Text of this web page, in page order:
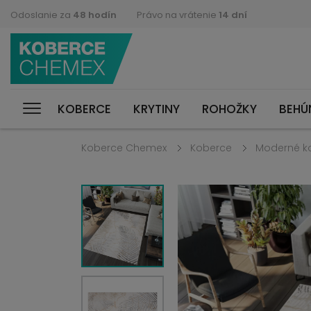
Odoslanie za 48 hodín Právo na vrátenie 14 dní
KOBERCE KRYTINY ROHOŽKY
Koberce Chemex Koberce Moderné